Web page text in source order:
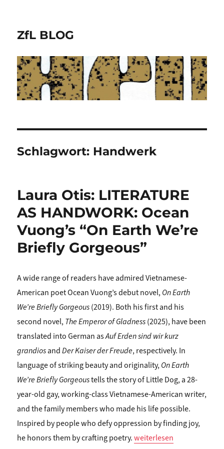
ZfL BLOG
Schlagwort: Handwerk
Laura Otis: LITERATURE
AS HANDWORK: Ocean
Vuong’s “On Earth We’re
Briefly Gorgeous”
A wide range of readers have admired Vietnamese-
American poet Ocean Vuong’s debut novel, On Earth
We’reBriefly Gorgeous(2019). Both his first and his
second novel, The Emperor of Gladness(2025), have been
translated into German asAuf Erden sind wir kurz
grandiosandDer Kaiser der Freude, respectively. In
language of striking beauty and originality, On Earth
We’re Briefly Gorgeoustells the story of Little Dog, a 28-
year-old gay, working-class Vietnamese-American writer,
and the family members who made his life possible.
Inspired by people who defy oppression by finding joy,
he honors them by crafting poetry.„Laura Otis: LITERATURE
weiterlesen